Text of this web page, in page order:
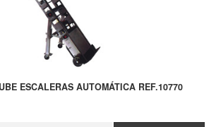
ESCALERAS AUTOMÁTICA REF.10770